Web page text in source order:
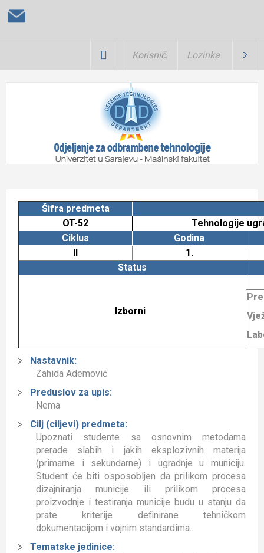
Šifra predmeta
OT-52
Tehnologije
Ciklus
Godina
II
1.
Status
Izborni
Nastavnik:
Zahida Ademović
Preduslov za upis:
Nema
Cilj (ciljevi) predmeta:
Upoznati studente sa osnovnim metodama
prerade slabih i jakih eksplozivnih materija
(primarne i sekundarne) i ugradnje u municiju.
Student će biti osposobljen da prilikom procesa
dizajniranja municije ili prilikom procesa
proizvodnje i testiranja municije budu u stanju da
prate kriterije definirane tehničkom
dokumentacijom i vojnim standardima..
Tematske jedinice: